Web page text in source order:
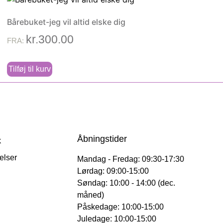
Bårebuket-jeg vil altid elske dig
FRA: kr.300.00
Tilføj til kurv
Åbningstider
Mandag - Fredag: 09:30-17:30
Lørdag: 09:00-15:00
Søndag: 10:00 - 14:00 (dec.
måned)
Påskedage: 10:00-15:00
Juledage: 10:00-15:00